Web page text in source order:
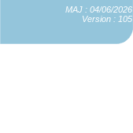
MAJ : 04/06/2026
Version : 105